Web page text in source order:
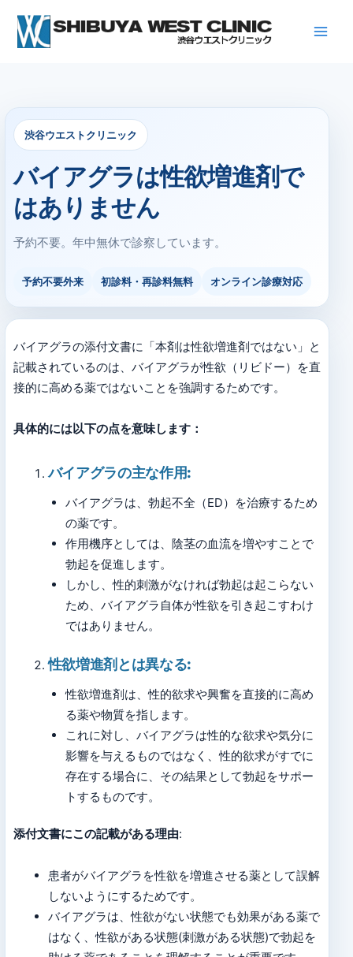
渋谷ウエストクリニック
バイアグラは性欲増進剤で
はありません
予約不要。年中無休で診察しています。
予約不要外来 初診料・再診料無料 オンライン診療対応
バイアグラの添付文書に「本剤は性欲増進剤ではない」と
記載されているのは、バイアグラが性欲（リビドー）を直
接的に高める薬ではないことを強調するためです。
具体的には以下の点を意味します：
バイアグラの主な作用:
バイアグラは、勃起不全（ED）を治療するため
の薬です。
作用機序としては、陰茎の血流を増やすことで
勃起を促進します。
しかし、性的刺激がなければ勃起は起こらない
ため、バイアグラ自体が性欲を引き起こすわけ
ではありません。
性欲増進剤とは異なる:
性欲増進剤は、性的欲求や興奮を直接的に高め
る薬や物質を指します。
これに対し、バイアグラは性的な欲求や気分に
影響を与えるものではなく、性的欲求がすでに
存在する場合に、その結果として勃起をサポー
トするものです。
添付文書にこの記載がある理由:
患者がバイアグラを性欲を増進させる薬として誤解
しないようにするためです。
バイアグラは、性欲がない状態でも効果がある薬で
はなく、性欲がある状態(刺激がある状態)で勃起を